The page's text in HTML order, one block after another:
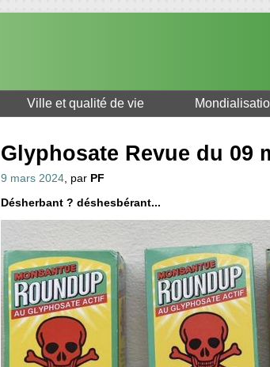
Ville et qualité de vie
Glyphosate Revue du 09
9 mars 2024, par PF
Désherbant ? déshesbérant...